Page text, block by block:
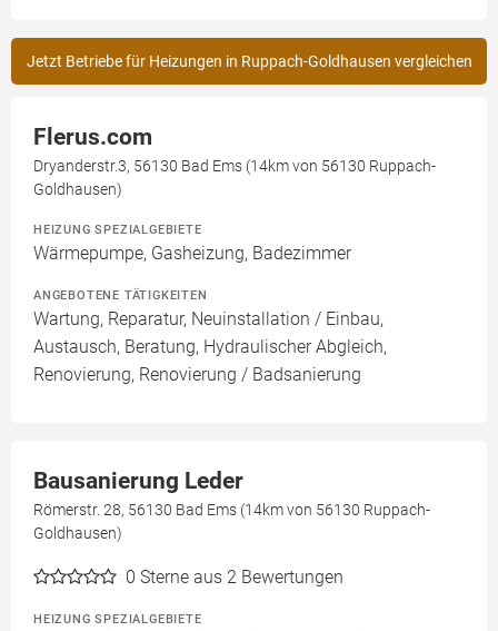
Jetzt Betriebe für Heizungen in Ruppach-Goldhausen vergleichen
Flerus.com
Dryanderstr.3, 56130 Bad Ems (14km von 56130 Ruppach-
Goldhausen)
HEIZUNG SPEZIALGEBIETE
Wärmepumpe, Gasheizung, Badezimmer
ANGEBOTENE TÄTIGKEITEN
Wartung, Reparatur, Neuinstallation / Einbau,
Austausch, Beratung, Hydraulischer Abgleich,
Renovierung, Renovierung / Badsanierung
Bausanierung Leder
Römerstr. 28, 56130 Bad Ems (14km von 56130 Ruppach-
Goldhausen)
0 Sterne aus 2 Bewertungen
HEIZUNG SPEZIALGEBIETE